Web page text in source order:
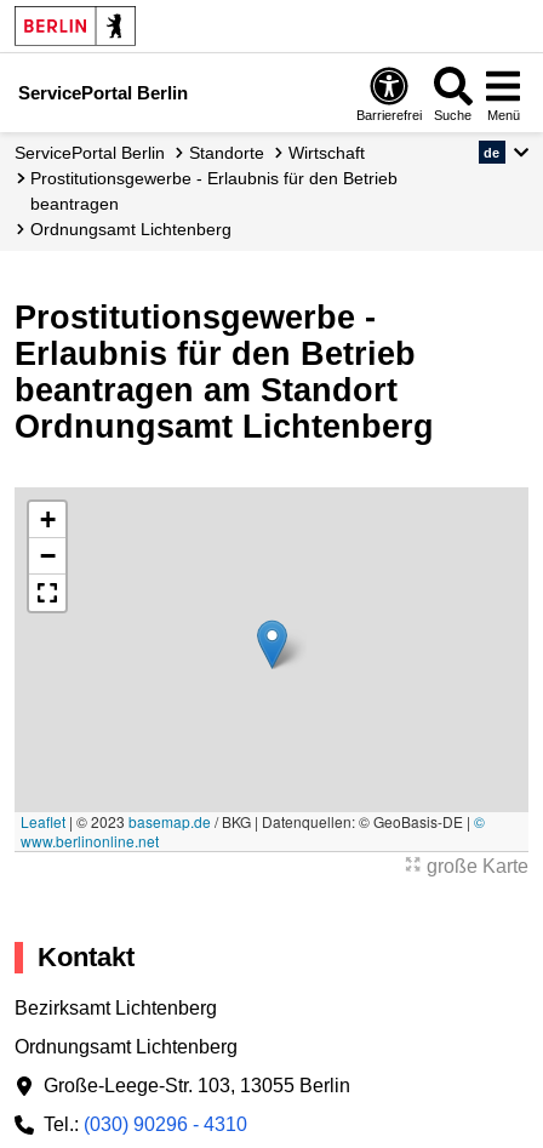
ServicePortal Berlin
Barrierefrei Suche Menü
ServicePortal Berlin Standorte
Wirtschaft
Prostitutionsgewerbe - Erlaubnis für den Betrieb
beantragen
Ordnungsamt Lichtenberg
de
Prostitutionsgewerbe -
Erlaubnis für den Betrieb
beantragen am Standort
Ordnungsamt Lichtenberg
+
−
Leaflet | © 2023 basemap.de/ BKG | Datenquellen: © GeoBasis-DE | ©
www.berlinonline.net
große Karte
Kontakt
Bezirksamt Lichtenberg
Ordnungsamt Lichtenberg
Große-Leege-Str. 103, 13055 Berlin
Tel.: (030) 90296 - 4310